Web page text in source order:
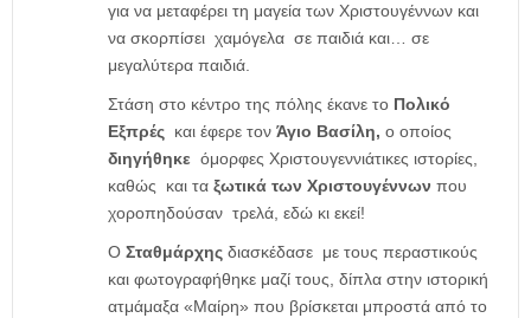
για να μεταφέρει τη μαγεία των Χριστουγέννων και
να σκορπίσει χαμόγελα σε παιδιά και… σε
μεγαλύτερα παιδιά.
Στάση στο κέντρο της πόλης έκανε το Πολικό
Εξπρές και έφερε τον Άγιο Βασίλη, ο οποίος
διηγήθηκε όμορφες Χριστουγεννιάτικες ιστορίες,
καθώς και τα ξωτικά των Χριστουγέννων που
χοροπηδούσαν τρελά, εδώ κι εκεί!
Ο Σταθμάρχης διασκέδασε με τους περαστικούς
και φωτογραφήθηκε μαζί τους, δίπλα στην ιστορική
ατμάμαξα «Μαίρη» που βρίσκεται μπροστά από το